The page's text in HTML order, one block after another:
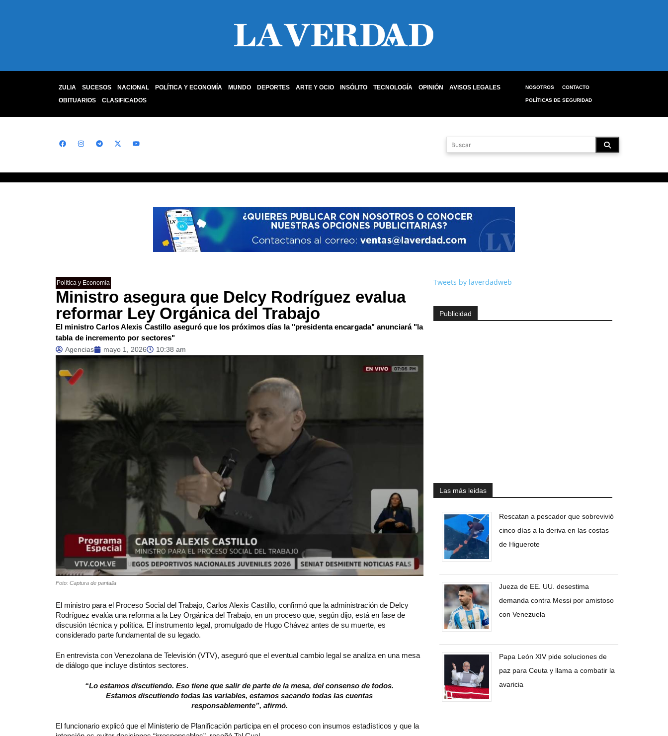
ZULIA SUCESOS NACIONAL POLÍTICA Y ECONOMÍA MUNDO DEPORTES ARTE Y OCIO INSÓLITO TECNOLOGÍA OPINIÓN
AVISOS LEGALES
OBITUARIOS
CLASIFICADOS
NOSOTROS CONTACTO
POLÍTICAS DE SEGURIDAD
Política y Economía
Ministro asegura que Delcy Rodríguez evalua
reformar Ley Orgánica del Trabajo
El ministro Carlos Alexis Castillo aseguró que los próximos días la "presidenta encargada" anunciará "la
tabla de incremento por sectores"
Agencias mayo 1, 2026 10:38 am
Foto: Captura de pantalla
El ministro para el Proceso Social del Trabajo, Carlos Alexis Castillo, confirmó que la administración de Delcy
Rodríguez evalúa una reforma a la Ley Orgánica del Trabajo, en un proceso que, según dijo, está en fase de
discusión técnica y política. El instrumento legal, promulgado de Hugo Chávez antes de su muerte, es
considerado parte fundamental de su legado.
En entrevista con Venezolana de Televisión (VTV), aseguró que el eventual cambio legal se analiza en una mesa
de diálogo que incluye distintos sectores.
“Lo estamos discutiendo. Eso tiene que salir de parte de la mesa, del consenso de todos.
Estamos discutiendo todas las variables, estamos sacando todas las cuentas
responsablemente”, afirmó.
El funcionario explicó que el Ministerio de Planificación participa en el proceso con insumos estadísticos y que la
Tweets by laverdadweb
Publicidad
Las más leidas
Rescatan a pescador que sobrevivió
cinco días a la deriva en las costas
de Higuerote
Jueza de EE. UU. desestima
demanda contra Messi por amistoso
con Venezuela
Papa León XIV pide soluciones de
paz para Ceuta y llama a combatir la
avaricia